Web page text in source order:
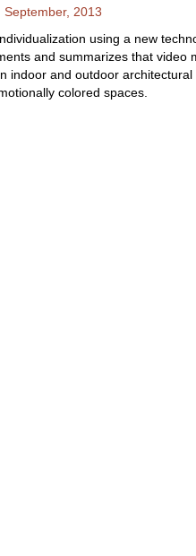
2013
using a new
and summarizes that
indoor and outdoor
colored spaces.